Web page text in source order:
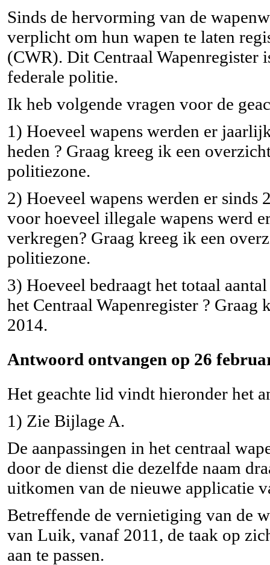
Sinds de hervorming van de
verplicht om hun wapen te laten
(CWR). Dit Centraal Wapenregister
federale politie.
Ik heb volgende vragen voor de
1) Hoeveel wapens werden er
heden ? Graag kreeg ik een
politiezone.
2) Hoeveel wapens werden er sinds
voor hoeveel illegale wapens werd
verkregen? Graag kreeg ik een
politiezone.
3) Hoeveel bedraagt het totaal
het Centraal Wapenregister ?
2014.
Antwoord ontvangen op 26
Het geachte lid vindt hieronder het
1) Zie Bijlage A.
De aanpassingen in het centraal
door de dienst die dezelfde naam
uitkomen van de nieuwe applicatie
Betreffende de vernietiging van de
van Luik, vanaf 2011, de taak op
aan te passen.